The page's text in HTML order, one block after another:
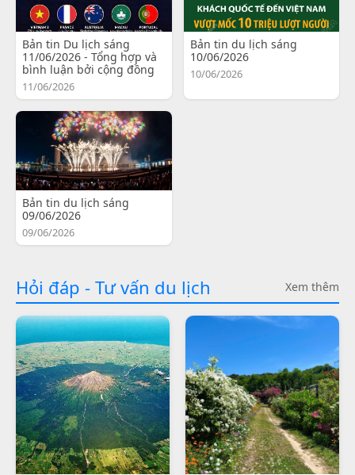
Bản tin Du lịch sáng
11/06/2026 - Tổng hợp và
bình luận bởi cộng đồng
11/06/2026
Bản tin du lịch sáng
10/06/2026
10/06/2026
Bản tin du lịch sáng
09/06/2026
09/06/2026
Hỏi đáp - Tư vấn du lịch Xem thêm